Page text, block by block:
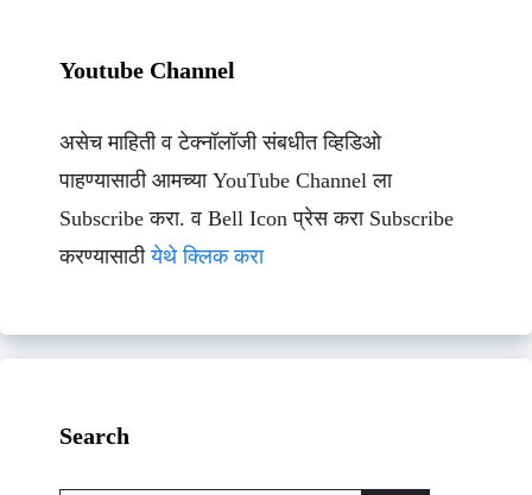
Youtube Channel
असेच माहिती व टेक्नॉलॉजी संबधीत व्हिडिओ
पाहण्यासाठी आमच्या YouTube Channel ला
Subscribe करा. व Bell Icon प्रेस करा Subscribe
करण्यासाठीयेथे क्लिक करा
Search